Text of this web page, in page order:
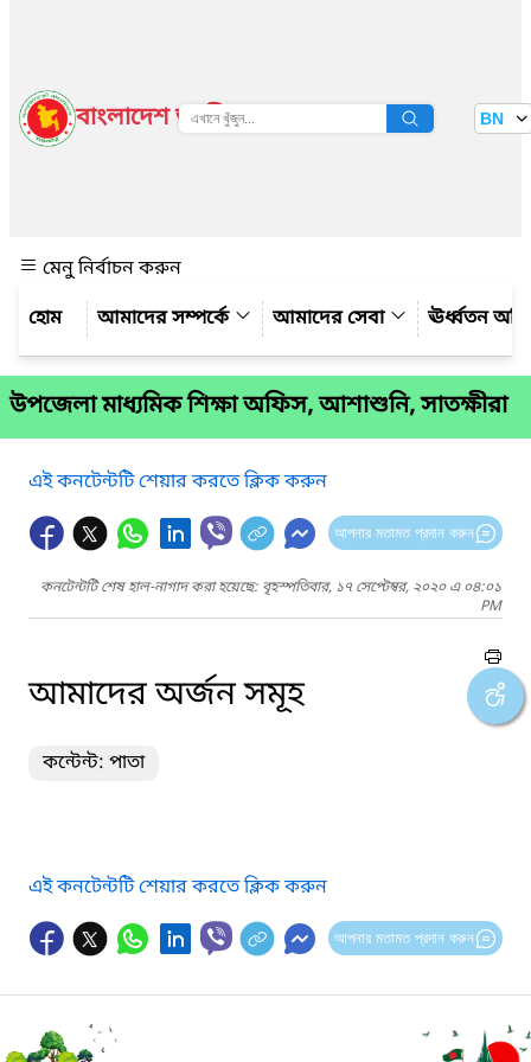
বাংলাদেশ জাতীয় তথ্য বাতায়ন BN
মেনু নির্বাচন করুন
আমাদের সম্পর্কে
আমাদের সেবা ঊর্ধ্বতন
উপজেলা মাধ্যমিক শিক্ষা অফিস, আশাশুনি, সাতক্ষীরা
এই কনটেন্টটি শেয়ার করতে ক্লিক করুন
আপনার মতামত প্রদান করুন
কনটেন্টটি শেষ হাল-নাগাদ করা হয়েছে: বৃহস্পতিবার, ১৭ সেপ্টেম্বর, ২০২০ এ ০৪:০১
PM
আমাদের অর্জন সমূহ
কন্টেন্ট: পাতা
এই কনটেন্টটি শেয়ার করতে ক্লিক করুন
আপনার মতামত প্রদান করুন